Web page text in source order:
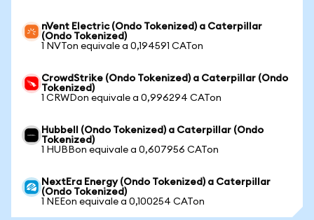
nVent Electric (Ondo Tokenized) a Caterpillar
(Ondo Tokenized)
1 NVTon equivale a 0,194591 CATon
CrowdStrike (Ondo Tokenized) a Caterpillar (Ondo
Tokenized)
1 CRWDon equivale a 0,996294 CATon
Hubbell (Ondo Tokenized) a Caterpillar (Ondo
Tokenized)
1 HUBBon equivale a 0,607956 CATon
NextEra Energy (Ondo Tokenized) a Caterpillar
(Ondo Tokenized)
1 NEEon equivale a 0,100254 CATon